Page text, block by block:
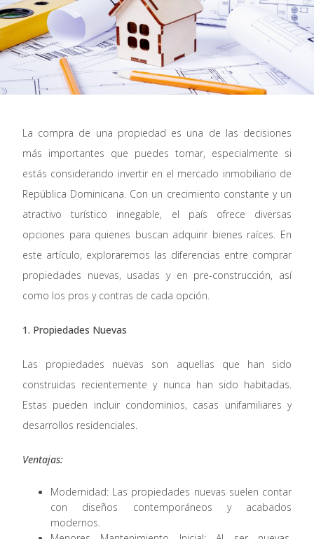
La compra de una propiedad es una de las decisiones
más importantes que puedes tomar, especialmente si
estás considerando invertir en el mercado inmobiliario de
República Dominicana. Con un crecimiento constante y un
atractivo turístico innegable, el país ofrece diversas
opciones para quienes buscan adquirir bienes raíces. En
este artículo, exploraremos las diferencias entre comprar
propiedades nuevas, usadas y en pre-construcción, así
como los pros y contras de cada opción.
1. Propiedades Nuevas
Las propiedades nuevas son aquellas que han sido
construidas recientemente y nunca han sido habitadas.
Estas pueden incluir condominios, casas unifamiliares y
desarrollos residenciales.
Ventajas:
Modernidad: Las propiedades nuevas suelen contar
con diseños contemporáneos y acabados
modernos.